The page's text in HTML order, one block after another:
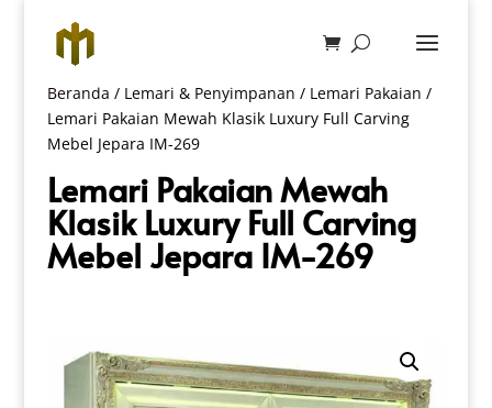
Beranda / Lemari & Penyimpanan / Lemari Pakaian /
Lemari Pakaian Mewah Klasik Luxury Full Carving
Mebel Jepara IM-269
Lemari Pakaian Mewah
Klasik Luxury Full Carving
Mebel Jepara IM-269